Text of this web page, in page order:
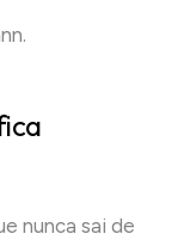
nunca sai de